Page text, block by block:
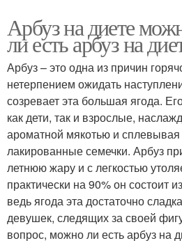
Арбуз на диете
ли есть арбуз на
Арбуз – это одна из причин
нетерпением ожидать
созревает эта большая ягода.
как дети, так и взрослые,
ароматной мякотью и
лакированные семечки. Арбуз
летнюю жару и с легкостью
практически на 90% он состоит
ведь ягода эта достаточно
девушек, следящих за своей
вопрос, можно ли есть арбуз на